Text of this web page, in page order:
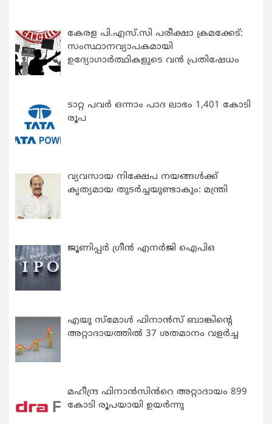
കേരള പി.എസ്.സി പരീക്ഷാ ക്രമക്കേട്:
സംസ്ഥാനവ്യാപകമായി
ഉദ്യോഗാര്‍ത്ഥികളുടെ വന്‍ പ്രതിഷേധം
ടാറ്റ പവർ ഒന്നാം പാദ ലാഭം 1,401 കോടി
രൂപ
വ്യവസായ നിക്ഷേപ നയങ്ങള്‍ക്ക്
കൃത്യമായ തുടര്‍ച്ചയുണ്ടാകും: മന്ത്രി
ജൂണിപ്പർ ഗ്രീൻ എനർജി ഐപിഒ
എയു സ്‌മോൾ ഫിനാൻസ് ബാങ്കിന്റെ
അറ്റാദായത്തിൽ 37 ശതമാനം വളർച്ച
മഹീന്ദ്ര ഫിനാൻസിൻറെ അറ്റാദായം 899
കോടി രൂപയായി ഉയർന്നു